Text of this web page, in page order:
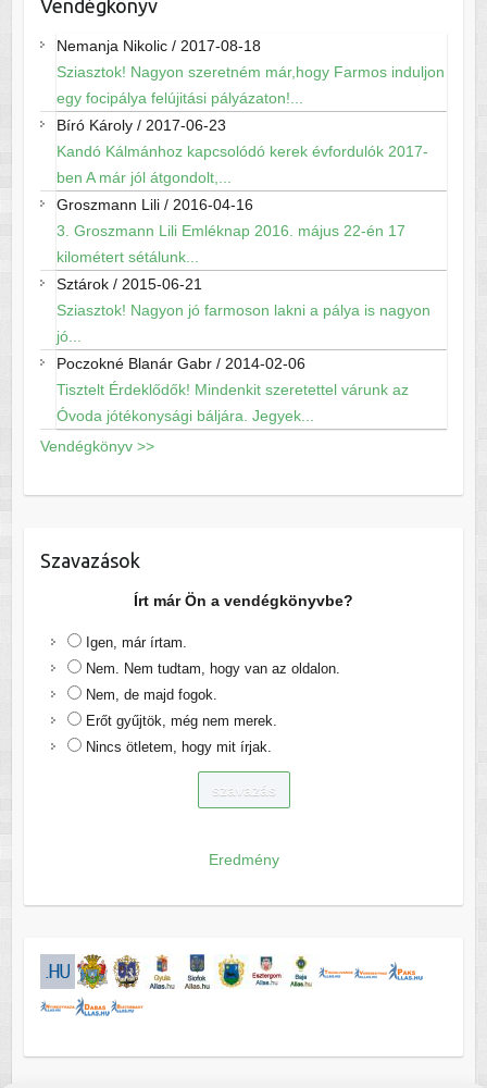
Vendégkönyv
Nemanja Nikolic/ 2017-08-18
Sziasztok! Nagyon szeretném már,hogy Farmos induljon
egy focipálya felújitási pályázaton!...
Bíró Károly/ 2017-06-23
Kandó Kálmánhoz kapcsolódó kerek évfordulók 2017-
ben A már jól átgondolt,...
Groszmann Lili/ 2016-04-16
3. Groszmann Lili Emléknap 2016. május 22-én 17
kilométert sétálunk...
Sztárok/ 2015-06-21
Sziasztok! Nagyon jó farmoson lakni a pálya is nagyon
jó...
Poczokné Blanár Gabr/ 2014-02-06
Tisztelt Érdeklődők! Mindenkit szeretettel várunk az
Óvoda jótékonysági báljára. Jegyek...
Vendégkönyv >>
Szavazások
Írt már Ön a vendégkönyvbe?
Igen, már írtam.
Nem. Nem tudtam, hogy van az oldalon.
Nem, de majd fogok.
Erőt gyűjtök, még nem merek.
Nincs ötletem, hogy mit írjak.
Eredmény